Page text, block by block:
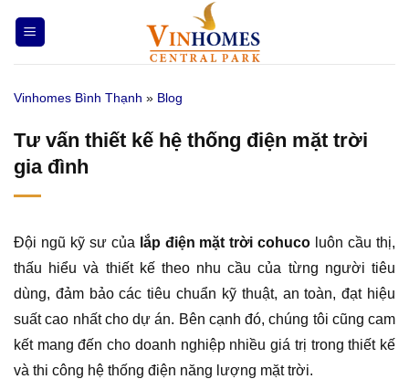
qua
nội
Vinhomes Bình Thạnh » Blog
Tư vấn thiết kế hệ thống điện mặt trời
gia đình
Đội ngũ kỹ sư của lắp điện mặt trời cohuco luôn cầu thị,
thấu hiểu và thiết kế theo nhu cầu của từng người tiêu
dùng, đảm bảo các tiêu chuẩn kỹ thuật, an toàn, đạt hiệu
suất cao nhất cho dự án. Bên cạnh đó, chúng tôi cũng cam
kết mang đến cho doanh nghiệp nhiều giá trị trong thiết kế
và thi công hệ thống điện năng lượng mặt trời.